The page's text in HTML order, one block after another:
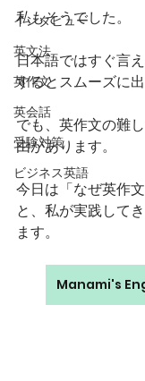
インタビュー
英文法
英作文
英会話
受験対策
ビジネス英語
私もそうでした。
日本語ではすぐ言
するとスムーズに
でも、英作文の難
由があります。
今日は「なぜ英作
と、私が実践して
ます。
Manami's